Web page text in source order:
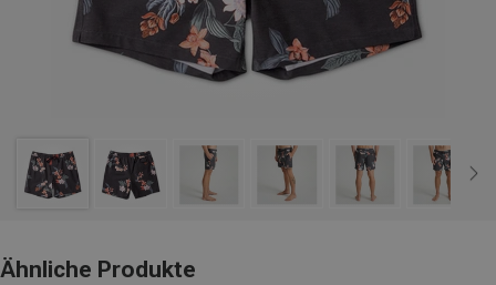
Ähnliche Produkte